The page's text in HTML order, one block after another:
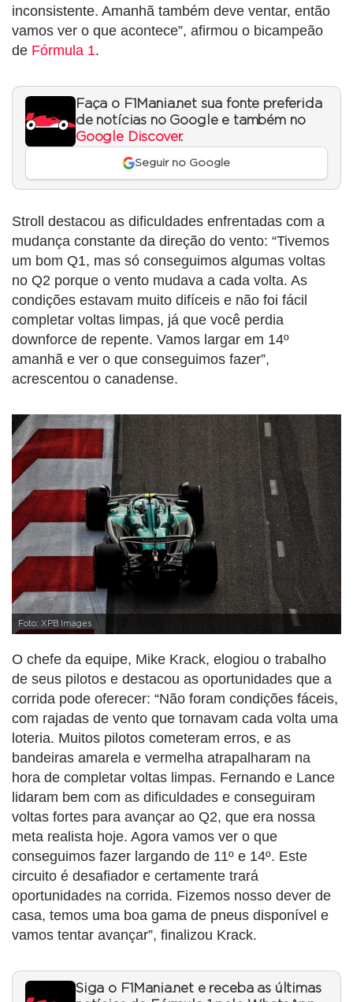
inconsistente. Amanhã também deve ventar, então
vamos ver o que acontece”, afirmou o bicampeão
de Fórmula 1.
Faça o F1Mania.net sua fonte preferida
de notícias no Google e também no
Google Discover.
Seguir no Google
Stroll destacou as dificuldades enfrentadas com a
mudança constante da direção do vento: “Tivemos
um bom Q1, mas só conseguimos algumas voltas
no Q2 porque o vento mudava a cada volta. As
condições estavam muito difíceis e não foi fácil
completar voltas limpas, já que você perdia
downforce de repente. Vamos largar em 14º
amanhã e ver o que conseguimos fazer”,
acrescentou o canadense.
Foto: XPB Images
O chefe da equipe, Mike Krack, elogiou o trabalho
de seus pilotos e destacou as oportunidades que a
corrida pode oferecer: “Não foram condições fáceis,
com rajadas de vento que tornavam cada volta uma
loteria. Muitos pilotos cometeram erros, e as
bandeiras amarela e vermelha atrapalharam na
hora de completar voltas limpas. Fernando e Lance
lidaram bem com as dificuldades e conseguiram
voltas fortes para avançar ao Q2, que era nossa
meta realista hoje. Agora vamos ver o que
conseguimos fazer largando de 11º e 14º. Este
circuito é desafiador e certamente trará
oportunidades na corrida. Fizemos nosso dever de
casa, temos uma boa gama de pneus disponível e
vamos tentar avançar”, finalizou Krack.
Siga o F1Mania.net e receba as últimas